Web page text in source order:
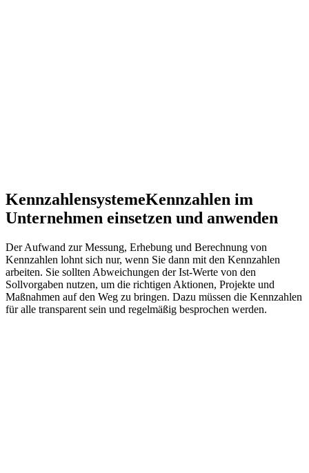
KennzahlensystemeKennzahlen im
Unternehmen einsetzen und anwenden
Der Aufwand zur Messung, Erhebung und Berechnung von
Kennzahlen lohnt sich nur, wenn Sie dann mit den Kennzahlen
arbeiten. Sie sollten Abweichungen der Ist-Werte von den
Sollvorgaben nutzen, um die richtigen Aktionen, Projekte und
Maßnahmen auf den Weg zu bringen. Dazu müssen die Kennzahlen
für alle transparent sein und regelmäßig besprochen werden.